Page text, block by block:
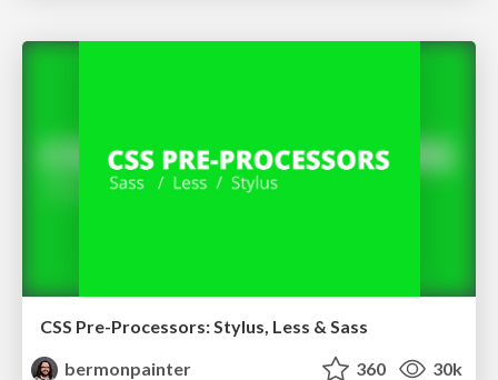
CSS Pre-Processors: Stylus, Less & Sass
bermonpainter
360 30k